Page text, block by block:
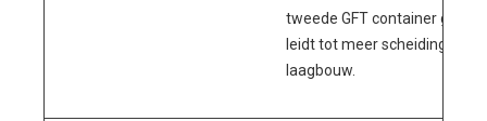
tweede GFT container gratis
leidt tot meer scheiding in bij
laagbouw.